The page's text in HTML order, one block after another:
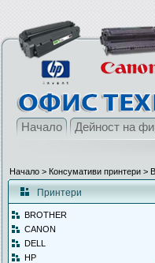
Начало Дейност на
Начало > Консумативи принтери >
Принтери
BROTHER
CANON
DELL
HP